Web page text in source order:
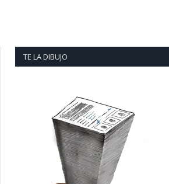
TE LA DIBUJO